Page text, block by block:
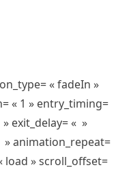
« fadeIn »
« 1 » entry_timing=
exit_delay= « »
animation_repeat=
load » scroll_offset=